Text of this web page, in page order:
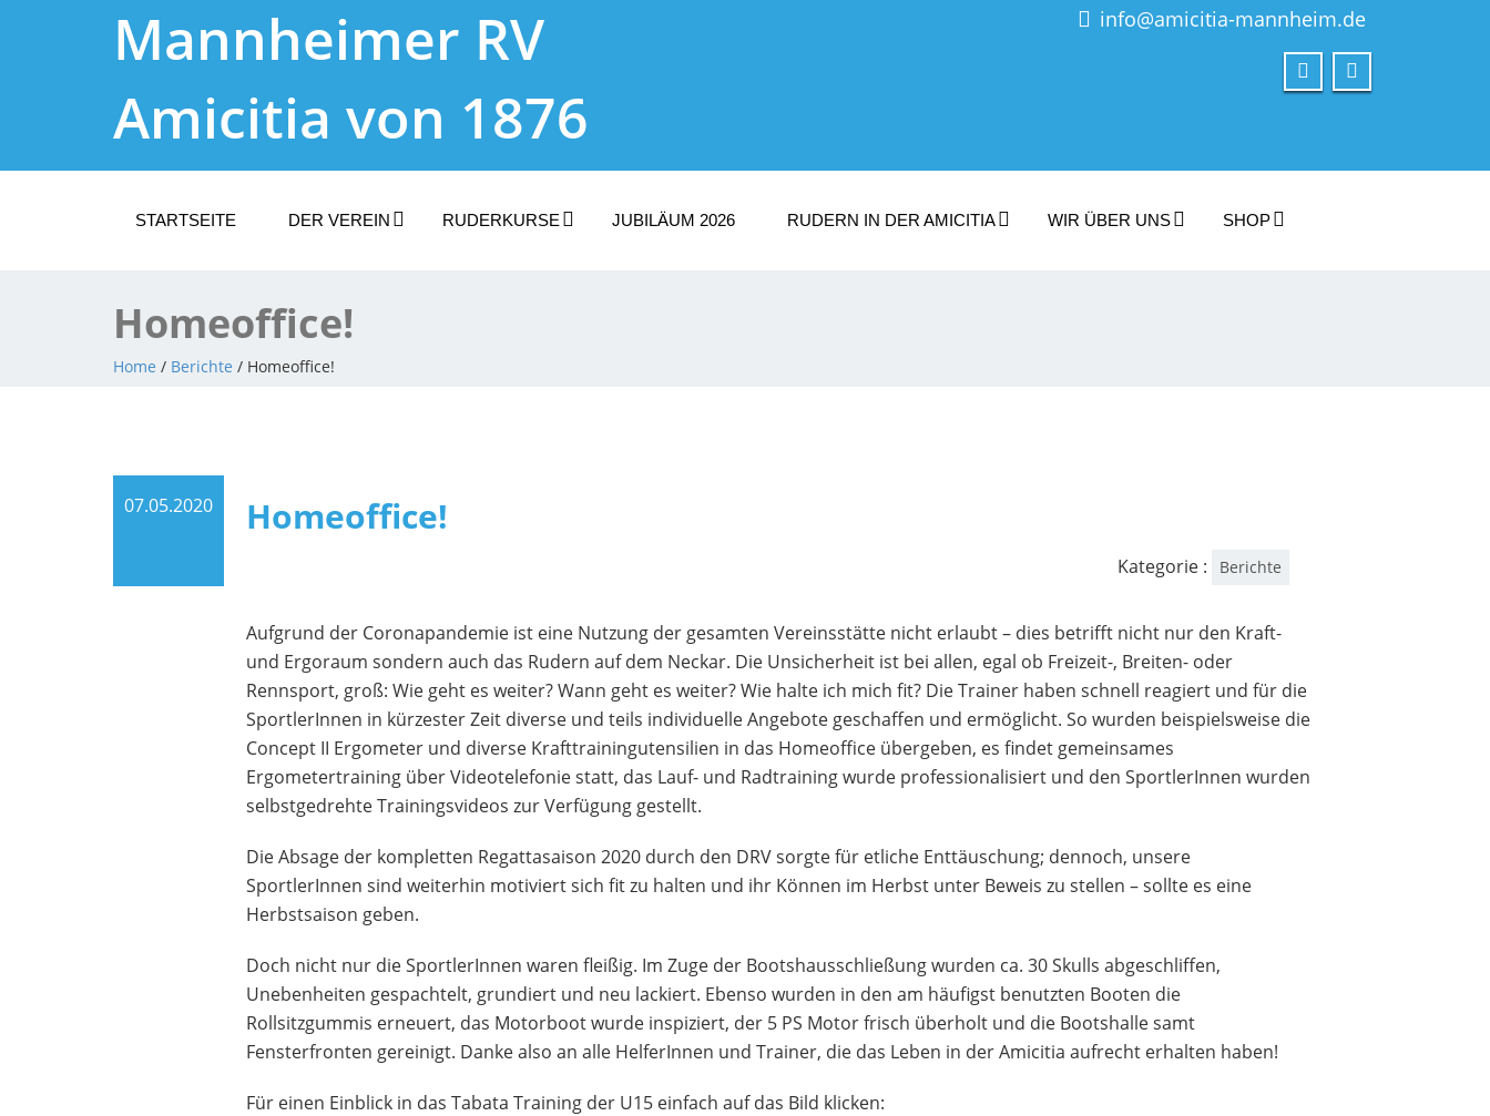
Mannheimer RV
Amicitia von 1876
info@amicitia-mannheim.de
STARTSEITE DER VEREIN RUDERKURSE JUBILÄUM 2026 RUDERN IN DER AMICITIA WIR ÜBER UNS SHOP
Homeoffice!
Home / Berichte / Homeoffice!
07.05.2020 Homeoffice!
Kategorie : Berichte
Aufgrund der Coronapandemie ist eine Nutzung der gesamten Vereinsstätte nicht erlaubt – dies betrifft nicht nur den Kraft-
und Ergoraum sondern auch das Rudern auf dem Neckar. Die Unsicherheit ist bei allen, egal ob Freizeit-, Breiten- oder
Rennsport, groß: Wie geht es weiter? Wann geht es weiter? Wie halte ich mich fit? Die Trainer haben schnell reagiert und für die
SportlerInnen in kürzester Zeit diverse und teils individuelle Angebote geschaffen und ermöglicht. So wurden beispielsweise die
Concept II Ergometer und diverse Krafttrainingutensilien in das Homeoffice übergeben, es findet gemeinsames
Ergometertraining über Videotelefonie statt, das Lauf- und Radtraining wurde professionalisiert und den SportlerInnen wurden
selbstgedrehte Trainingsvideos zur Verfügung gestellt.
Die Absage der kompletten Regattasaison 2020 durch den DRV sorgte für etliche Enttäuschung; dennoch, unsere
SportlerInnen sind weiterhin motiviert sich fit zu halten und ihr Können im Herbst unter Beweis zu stellen – sollte es eine
Herbstsaison geben.
Doch nicht nur die SportlerInnen waren fleißig. Im Zuge der Bootshausschließung wurden ca. 30 Skulls abgeschliffen,
Unebenheiten gespachtelt, grundiert und neu lackiert. Ebenso wurden in den am häufigst benutzten Booten die
Rollsitzgummis erneuert, das Motorboot wurde inspiziert, der 5 PS Motor frisch überholt und die Bootshalle samt
Fensterfronten gereinigt. Danke also an alle HelferInnen und Trainer, die das Leben in der Amicitia aufrecht erhalten haben!
Für einen Einblick in das Tabata Training der U15 einfach auf das Bild klicken: